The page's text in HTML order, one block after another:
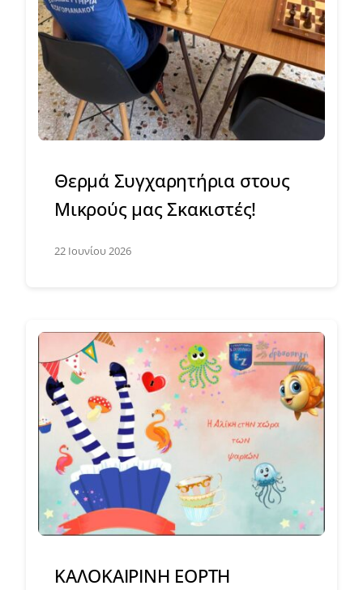
Θερμά Συγχαρητήρια στους
Μικρούς μας Σκακιστές!
22 Ιουνίου 2026
ΚΑΛΟΚΑΙΡΙΝΗ ΕΟΡΤΗ